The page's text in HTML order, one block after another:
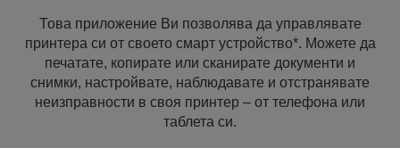
Това приложение Ви позволява да управлявате
принтера си от своето смарт устройство*. Можете да
печатате, копирате или сканирате документи и
снимки, настройвате, наблюдавате и отстранявате
неизправности в своя принтер – от телефона или
таблета си.